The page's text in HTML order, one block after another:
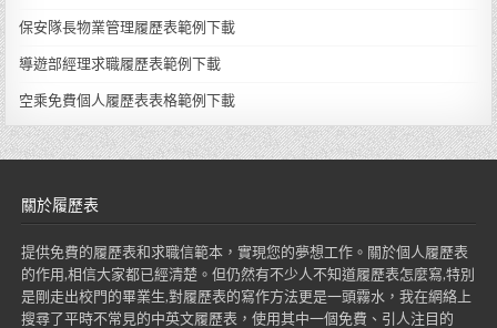
保安隊長物業管理履歷表範例下載
導遊部經理求職履歷表範例下載
空乘免費個人履歷表表格範例下載
關於履歷表
提供免費的履歷表和求職信範本，實現您的夢想工作。關於個人履歷表
的作用,相信大家都已經清楚。但仍然有不少人不知道履歷表怎麼寫,特別
是剛走出校門的畢業生,對履歷表的寫作方法更是一頭霧水，我在網絡上
搜尋了平時不常見的中英文履歷表，使用其中一個免費、引人注目的